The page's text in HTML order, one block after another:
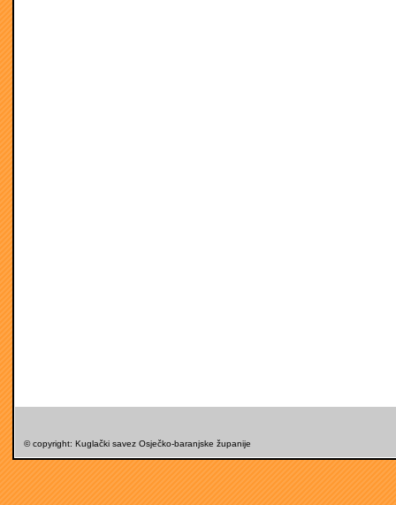
© copyright: Kuglački savez Osječko-baranjske županije